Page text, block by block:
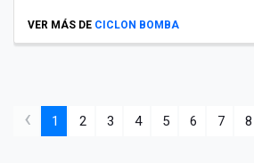
VER MÁS DE CICLON BOMBA
‹ 1 2 3 4 5 6 7 8